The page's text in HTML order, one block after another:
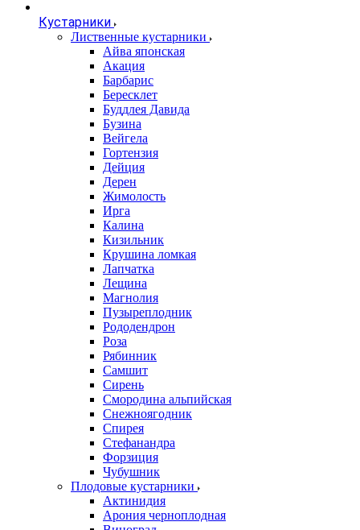
Кустарники
Лиственные кустарники
Айва японская
Акация
Барбарис
Бересклет
Буддлея Давида
Бузина
Вейгела
Гортензия
Дейция
Дерен
Жимолость
Ирга
Калина
Кизильник
Крушина ломкая
Лапчатка
Лещина
Магнолия
Пузыреплодник
Рододендрон
Роза
Рябинник
Самшит
Сирень
Смородина альпийская
Снежноягодник
Спирея
Стефанандра
Форзиция
Чубушник
Плодовые кустарники
Актинидия
Арония черноплодная